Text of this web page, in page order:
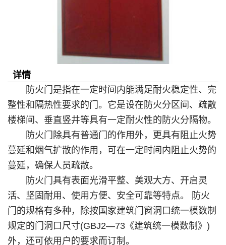
详情
防火门是指在一定时间内能满足耐火稳定性、完
整性和隔热性要求的门。它是设在防火分区间、疏散
楼梯间、垂直竖井等具有一定耐火性的防火分隔物。
防火门除具有普通门的作用外，更具有阻止火势
蔓延和烟气扩散的作用，可在一定时间内阻止火势的
蔓延，确保人员疏散。
防火门具有表面光滑平整、美观大方、开启灵
活、坚固耐用、使用方便、安全可靠等特点。 防火
门的规格有多种，除按国家建筑门窗洞口统一模数制
规定的门洞口尺寸(GBJ2—73《建筑统一模数制》)
外，还可依用户的要求而订制。